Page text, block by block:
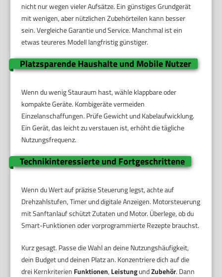
nicht nur wegen vieler Aufsätze. Ein günstiges Grundgerät
mit wenigen, aber nützlichen Zubehörteilen kann besser
sein. Vergleiche Garantie und Service. Manchmal ist ein
etwas teureres Modell langfristig günstiger.
Platzsparende Haushalte und Mobile Nutzer
Wenn du wenig Stauraum hast, wähle klappbare oder
kompakte Geräte. Kombigeräte vermeiden
Einzelanschaffungen. Prüfe Gewicht und Kabelaufwicklung.
Ein Gerät, das leicht zu verstauen ist, erhöht die tägliche
Nutzungsfrequenz.
Technikinteressierte und Fortgeschrittene
Wenn du Wert auf präzise Steuerung legst, achte auf
Drehzahlstufen, Timer und digitale Anzeigen. Motorsteuerung
mit Sanftanlauf schützt Zutaten und Motor. Überlege, ob du
Smart-Funktionen oder vorprogrammierte Rezepte brauchst.
Kurz gesagt. Passe die Wahl an deine Nutzungshäufigkeit,
dein Budget und deinen Platz an. Konzentriere dich auf die
drei Kernkriterien Funktionen, LeistungundZubehör. Dann